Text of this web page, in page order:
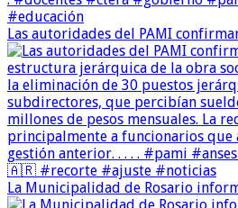
Las autoridades del PAMI
La Municipalidad de Rosario